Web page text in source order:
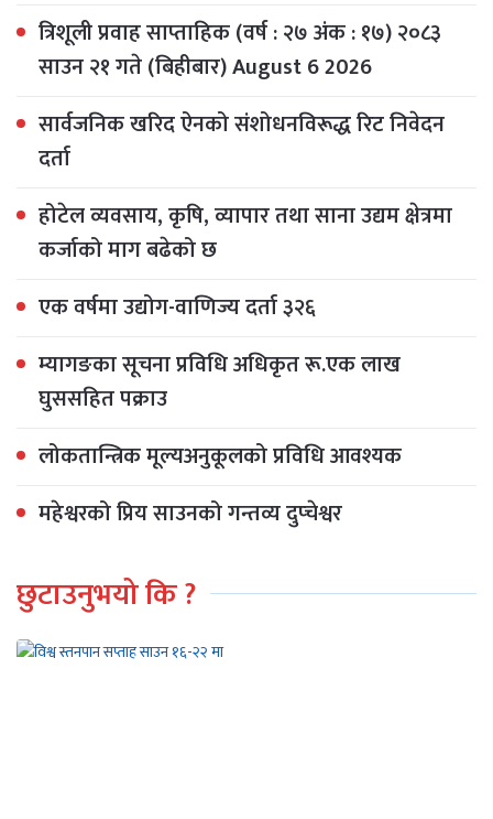
त्रिशूली प्रवाह साप्ताहिक (वर्ष : २७ अंक : १७) २०८३
साउन २१ गते (बिहीबार) August 6 2026
सार्वजनिक खरिद ऐनको संशोधनविरूद्ध रिट निवेदन
दर्ता
होटेल व्यवसाय, कृषि, व्यापार तथा साना उद्यम क्षेत्रमा
कर्जाको माग बढेको छ
एक वर्षमा उद्योग-वाणिज्य दर्ता ३२६
म्यागङका सूचना प्रविधि अधिकृत रू.एक लाख
घुससहित पक्राउ
लोकतान्त्रिक मूल्यअनुकूलको प्रविधि आवश्यक
महेश्वरको प्रिय साउनको गन्तव्य दुप्चेश्वर
छुटाउनुभयो कि ?